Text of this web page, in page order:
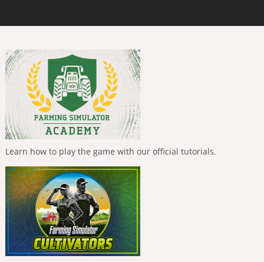
Learn how to play the game with our official tutorials.